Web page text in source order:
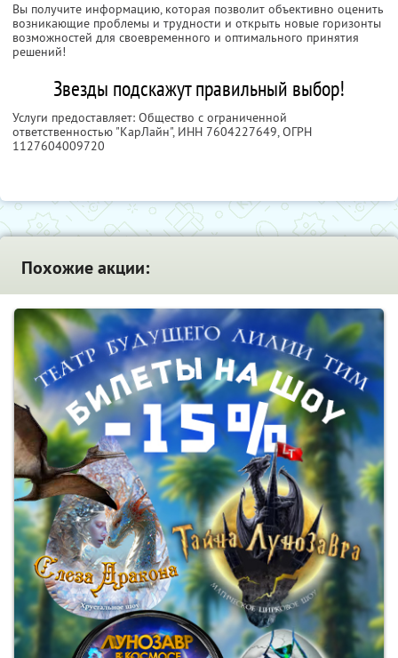
Вы получите информацию, которая позволит объективно оценить
возникающие проблемы и трудности и открыть новые горизонты
возможностей для своевременного и оптимального принятия
решений!
Звезды подскажут правильный выбор!
Услуги предоставляет: Общество с ограниченной
ответственностью "КарЛайн", ИНН 7604227649, ОГРН
1127604009720
Похожие акции: